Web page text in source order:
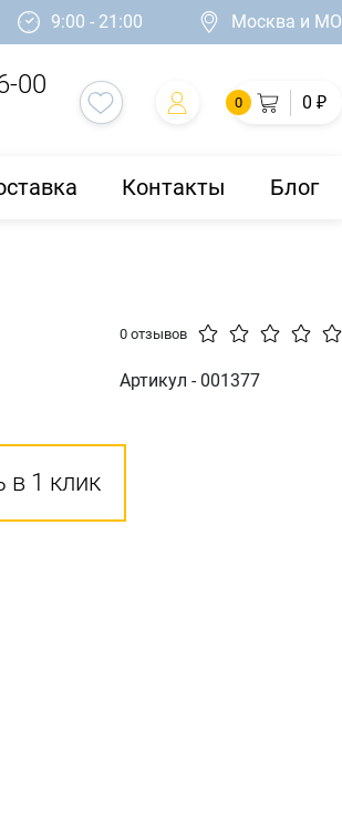
9:00 - 21:00 Москва и МО
00
0 0 ₽
Контакты Блог
0 отзывов
Артикул - 001377
в 1 клик